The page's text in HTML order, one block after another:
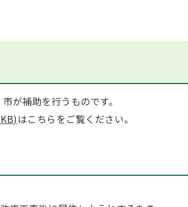
が補助を行うものです。
はこちらをご覧ください。